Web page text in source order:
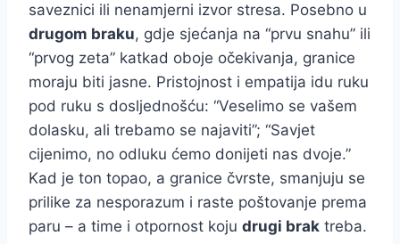
saveznici ili nenamjerni izvor stresa. Posebno u
drugom braku, gdje sjećanja na “prvu snahu” ili
“prvog zeta” katkad oboje očekivanja, granice
moraju biti jasne. Pristojnost i empatija idu ruku
pod ruku s dosljednošću: “Veselimo se vašem
dolasku, ali trebamo se najaviti”; “Savjet
cijenimo, no odluku ćemo donijeti nas dvoje.”
Kad je ton topao, a granice čvrste, smanjuju se
prilike za nesporazum i raste poštovanje prema
paru – a time i otpornost koju drugi brak treba.